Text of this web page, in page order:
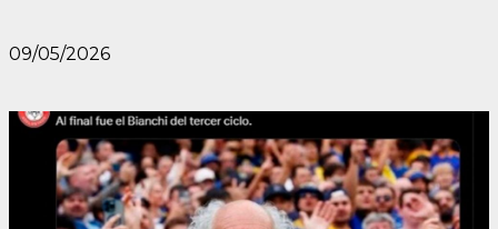
09/05/2026